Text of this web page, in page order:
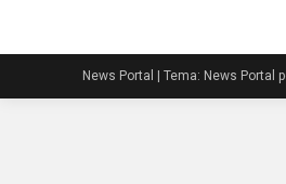
News Portal Tema: News Portal